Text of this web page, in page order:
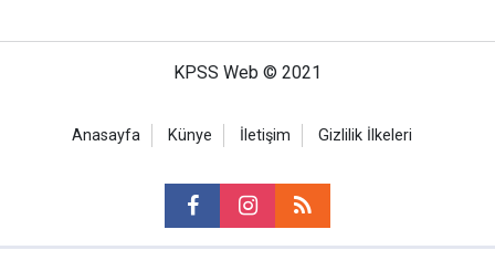
KPSS Web © 2021
Anasayfa Künye İletişim Gizlilik İlkeleri